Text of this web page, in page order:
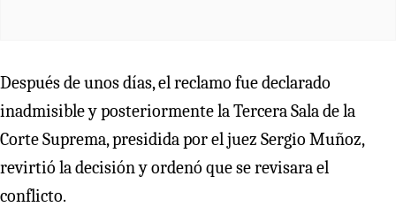
Después de unos días, el reclamo fue declarado
inadmisible y posteriormente la Tercera Sala de la
Corte Suprema, presidida por el juez Sergio Muñoz,
revirtió la decisión y ordenó que se revisara el
conflicto.